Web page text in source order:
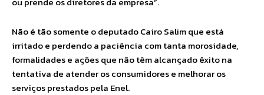
Não é tão somente o deputado Cairo Salim que está
irritado e perdendo a paciência com tanta morosidade,
formalidades e ações que não têm alcançado êxito na
tentativa de atender os consumidores e melhorar os
serviços prestados pela Enel.